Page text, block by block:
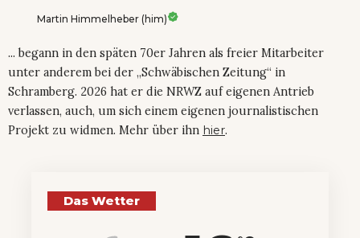
Martin Himmelheber (him)
... begann in den späten 70er Jahren als freier Mitarbeiter
unter anderem bei der „Schwäbischen Zeitung“ in
Schramberg. 2026 hat er die NRWZ auf eigenen Antrieb
verlassen, auch, um sich einem eigenen journalistischen
Projekt zu widmen. Mehr über ihn hier.
Das Wetter